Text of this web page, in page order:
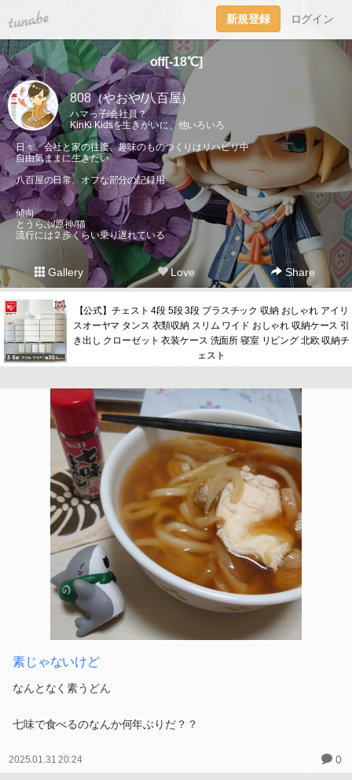
tuna.be 新規登録 ログイン
off[-18℃]
808（やおや/八百屋）
ハマっ子/会社員？
KinKi Kidsを生きがいに、他いろいろ
日々、会社と家の往復、趣味のものつくりはリハビリ中
自由気ままに生きたい
八百屋の日常、オフな部分の記録用
傾向
とうらぶ/原神/猫
流行には２歩くらい乗り遅れている
Gallery Love Share
【公式】チェスト 4段 5段 3段 プラスチック 収納 おしゃれ アイリ
スオーヤマ タンス 衣類収納 スリム ワイド おしゃれ 収納ケース 引
き出し クローゼット 衣装ケース 洗面所 寝室 リビング 北欧 収納チ
ェスト
素じゃないけど
なんとなく素うどん
七味で食べるのなんか何年ぶりだ？？
2025.01.31 20:24 0